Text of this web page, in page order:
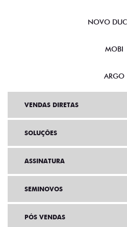
NOVO
MOBI
ARGO
VENDAS DIRETAS
SOLUÇÕES
ASSINATURA
SEMINOVOS
PÓS VENDAS